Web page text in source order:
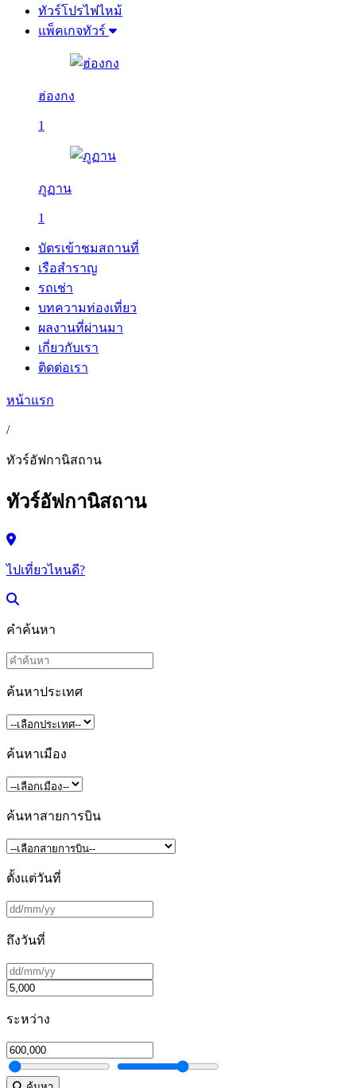
ทัวร์โปรไฟไหม้
แพ็คเกจทัวร์
ฮ่องกง
1
ภูฏาน
1
บัตรเข้าชมสถานที่
เรือสำราญ
รถเช่า
บทความท่องเที่ยว
ผลงานที่ผ่านมา
เกี่ยวกับเรา
ติดต่อเรา
หน้าแรก
/
ทัวร์อัฟกานิสถาน
ทัวร์อัฟกานิสถาน
ไปเที่ยวไหนดี?
คำค้นหา
ค้นหาประเทศ
ค้นหาเมือง
ค้นหาสายการบิน
ตั้งแต่วันที่
ถึงวันที่
ระหว่าง